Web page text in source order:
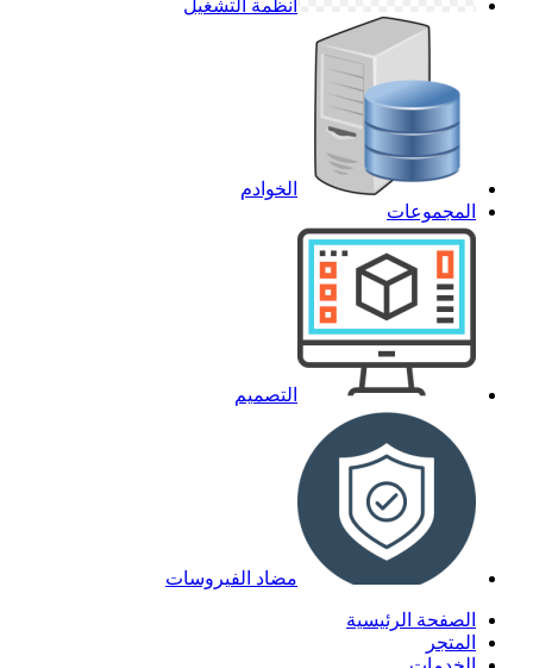
أنظمة التشغيل
الخوادم
المجموعات
التصميم
مضاد الفيروسات
الصفحة الرئيسية
المتجر